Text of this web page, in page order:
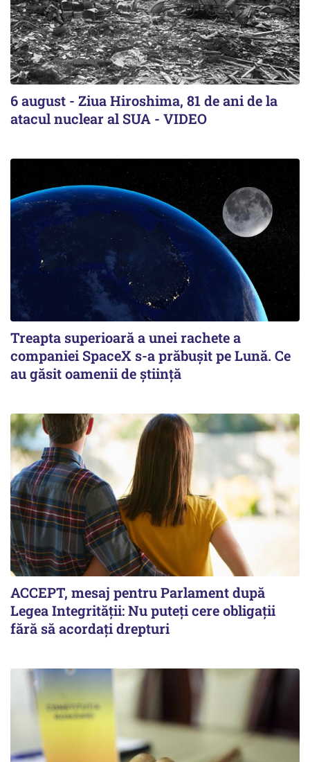
6 august - Ziua Hiroshima, 81 de ani de la
atacul nuclear al SUA - VIDEO
Treapta superioară a unei rachete a
companiei SpaceX s-a prăbușit pe Lună. Ce
au găsit oamenii de știință
ACCEPT, mesaj pentru Parlament după
Legea Integrității: Nu puteți cere obligații
fără să acordați drepturi